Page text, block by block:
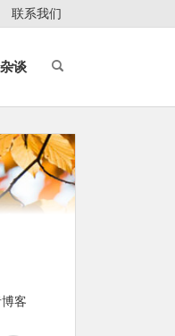
联系我们
谈
客